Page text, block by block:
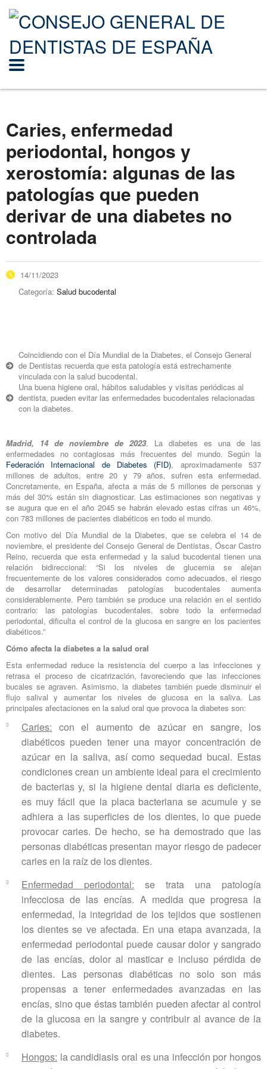
Caries, enfermedad
periodontal, hongos y
xerostomía: algunas de las
patologías que pueden
derivar de una diabetes no
controlada
14/11/2023
Categoría: Salud bucodental
Coincidiendo con el Día Mundial de la Diabetes, el Consejo General
de Dentistas recuerda que esta patología está estrechamente
vinculada con la salud bucodental.
Una buena higiene oral, hábitos saludables y visitas periódicas al
dentista, pueden evitar las enfermedades bucodentales relacionadas
con la diabetes.
Madrid, 14 de noviembre de 2023. La diabetes es una de las
enfermedades no contagiosas más frecuentes del mundo. Según la
Federación Internacional de Diabetes (FID), aproximadamente 537
millones de adultos, entre 20 y 79 años, sufren esta enfermedad.
Concretamente, en España, afecta a más de 5 millones de personas y
más del 30% están sin diagnosticar. Las estimaciones son negativas y
se augura que en el año 2045 se habrán elevado estas cifras un 46%,
con 783 millones de pacientes diabéticos en todo el mundo.
Con motivo del Día Mundial de la Diabetes, que se celebra el 14 de
noviembre, el presidente del Consejo General de Dentistas, Óscar Castro
Reino, recuerda que esta enfermedad y la salud bucodental tienen una
relación bidireccional: “Si los niveles de glucemia se alejan
frecuentemente de los valores considerados como adecuados, el riesgo
de desarrollar determinadas patologías bucodentales aumenta
considerablemente. Pero también se produce una relación en el sentido
contrario: las patologías bucodentales, sobre todo la enfermedad
periodontal, dificulta el control de la glucosa en sangre en los pacientes
diabéticos.”
Cómo afecta la diabetes a la salud oral
Esta enfermedad reduce la resistencia del cuerpo a las infecciones y
retrasa el proceso de cicatrización, favoreciendo que las infecciones
bucales se agraven. Asimismo, la diabetes también puede disminuir el
flujo salival y aumentar los niveles de glucosa en la saliva. Las
principales afectaciones en la salud oral que provoca la diabetes son:
Caries: con el aumento de azúcar en sangre, los
diabéticos pueden tener una mayor concentración de
azúcar en la saliva, así como sequedad bucal. Estas
condiciones crean un ambiente ideal para el crecimiento
de bacterias y, si la higiene dental diaria es deficiente,
es muy fácil que la placa bacteriana se acumule y se
adhiera a las superficies de los dientes, lo que puede
provocar caries. De hecho, se ha demostrado que las
personas diabéticas presentan mayor riesgo de padecer
caries en la raíz de los dientes.
Enfermedad periodontal: se trata una patología
infecciosa de las encías. A medida que progresa la
enfermedad, la integridad de los tejidos que sostienen
los dientes se ve afectada. En una etapa avanzada, la
enfermedad periodontal puede causar dolor y sangrado
de las encías, dolor al masticar e incluso pérdida de
dientes. Las personas diabéticas no solo son más
propensas a tener enfermedades avanzadas en las
encías, sino que éstas también pueden afectar al control
de la glucosa en la sangre y contribuir al avance de la
diabetes.
Hongos: la candidiasis oral es una infección por hongos